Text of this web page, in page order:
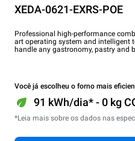
XEDA-0621-EXRS-POE
Professional high-performance
art operating system and intelligent
handle any gastronomy, pastry and
Você já escolheu o forno mais
91 kWh/dia* - 0 kg
*Leia mais sobre os dados nas